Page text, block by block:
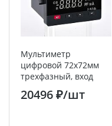
Мультиметр
цифровой 72х72мм
трехфазный, вход
100В 5А, LED-дисплей
МТ-72D DEKraft
20496 ₽/шт